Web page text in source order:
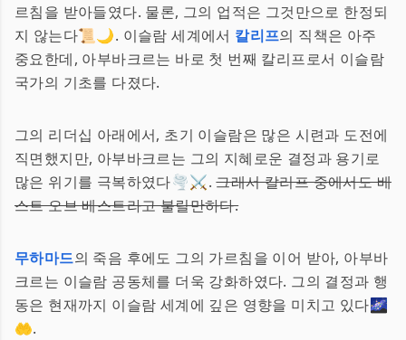
르침을 받아들였다. 물론, 그의 업적은 그것만으로 한정되
지 않는다📜🌙. 이슬람 세계에서 칼리프의 직책은 아주
중요한데, 아부바크르는 바로 첫 번째 칼리프로서 이슬람
국가의 기초를 다졌다.
그의 리더십 아래에서, 초기 이슬람은 많은 시련과 도전에
직면했지만, 아부바크르는 그의 지혜로운 결정과 용기로
많은 위기를 극복하였다🌪️⚔️.그래서 칼리프 중에서도 베
스트 오브 베스트라고 불릴만하다.
무하마드의 죽음 후에도 그의 가르침을 이어 받아, 아부바
크르는 이슬람 공동체를 더욱 강화하였다. 그의 결정과 행
동은 현재까지 이슬람 세계에 깊은 영향을 미치고 있다🌌
🤲.